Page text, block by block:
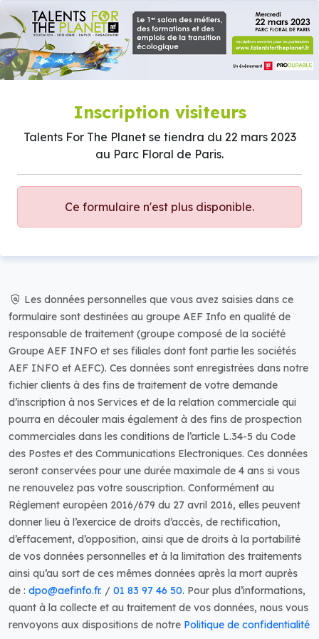
Inscription visiteurs
Talents For The Planet se tiendra du 22 mars 2023
au Parc Floral de Paris.
Ce formulaire n'est plus disponible.
policy Les données personnelles que vous avez saisies dans ce
formulaire sont destinées au groupe AEF Info en qualité de
responsable de traitement (groupe composé de la société
Groupe AEF INFO et ses filiales dont font partie les sociétés
AEF INFO et AEFC). Ces données sont enregistrées dans notre
fichier clients à des fins de traitement de votre demande
d’inscription à nos Services et de la relation commerciale qui
pourra en découler mais également à des fins de prospection
commerciales dans les conditions de l’article L.34-5 du Code
des Postes et des Communications Electroniques. Ces données
seront conservées pour une durée maximale de 4 ans si vous
ne renouvelez pas votre souscription. Conformément au
Règlement européen 2016/679 du 27 avril 2016, elles peuvent
donner lieu à l’exercice de droits d’accès, de rectification,
d’effacement, d’opposition, ainsi que de droits à la portabilité
de vos données personnelles et à la limitation des traitements
ainsi qu’au sort de ces mêmes données après la mort auprès
de : dpo@aefinfo.fr. / 01 83 97 46 50. Pour plus d’informations,
quant à la collecte et au traitement de vos données, nous vous
renvoyons aux dispositions de notre Politique de confidentialité